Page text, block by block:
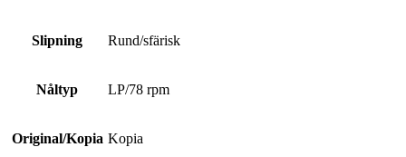
Slipning Rund/sfärisk
Nåltyp LP/78 rpm
Original/Kopia Kopia